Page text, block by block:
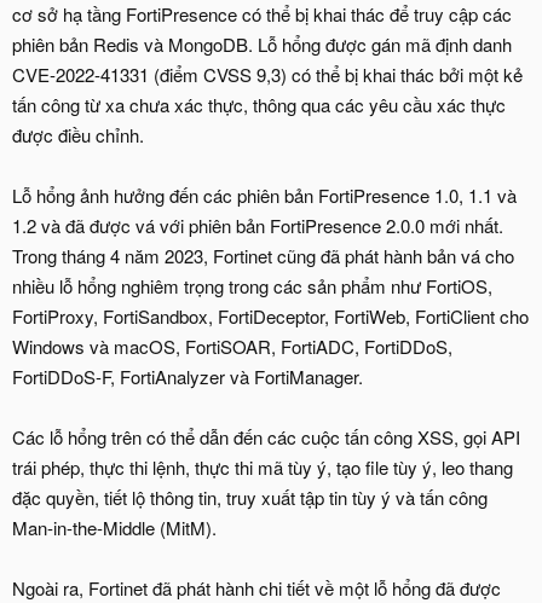
cơ sở hạ tầng FortiPresence có thể bị khai thác để truy cập các
phiên bản Redis và MongoDB. Lỗ hổng được gán mã định danh
CVE-2022-41331 (điểm CVSS 9,3) có thể bị khai thác bởi một kẻ
tấn công từ xa chưa xác thực, thông qua các yêu cầu xác thực
được điều chỉnh.
Lỗ hổng ảnh hưởng đến các phiên bản FortiPresence 1.0, 1.1 và
1.2 và đã được vá với phiên bản FortiPresence 2.0.0 mới nhất.
Trong tháng 4 năm 2023, Fortinet cũng đã phát hành bản vá cho
nhiều lỗ hổng nghiêm trọng trong các sản phẩm như FortiOS,
FortiProxy, FortiSandbox, FortiDeceptor, FortiWeb, FortiClient cho
Windows và macOS, FortiSOAR, FortiADC, FortiDDoS,
FortiDDoS-F, FortiAnalyzer và FortiManager.
Các lỗ hổng trên có thể dẫn đến các cuộc tấn công XSS, gọi API
trái phép, thực thi lệnh, thực thi mã tùy ý, tạo file tùy ý, leo thang
đặc quyền, tiết lộ thông tin, truy xuất tập tin tùy ý và tấn công
Man-in-the-Middle (MitM).
Ngoài ra, Fortinet đã phát hành chi tiết về một lỗ hổng đã được